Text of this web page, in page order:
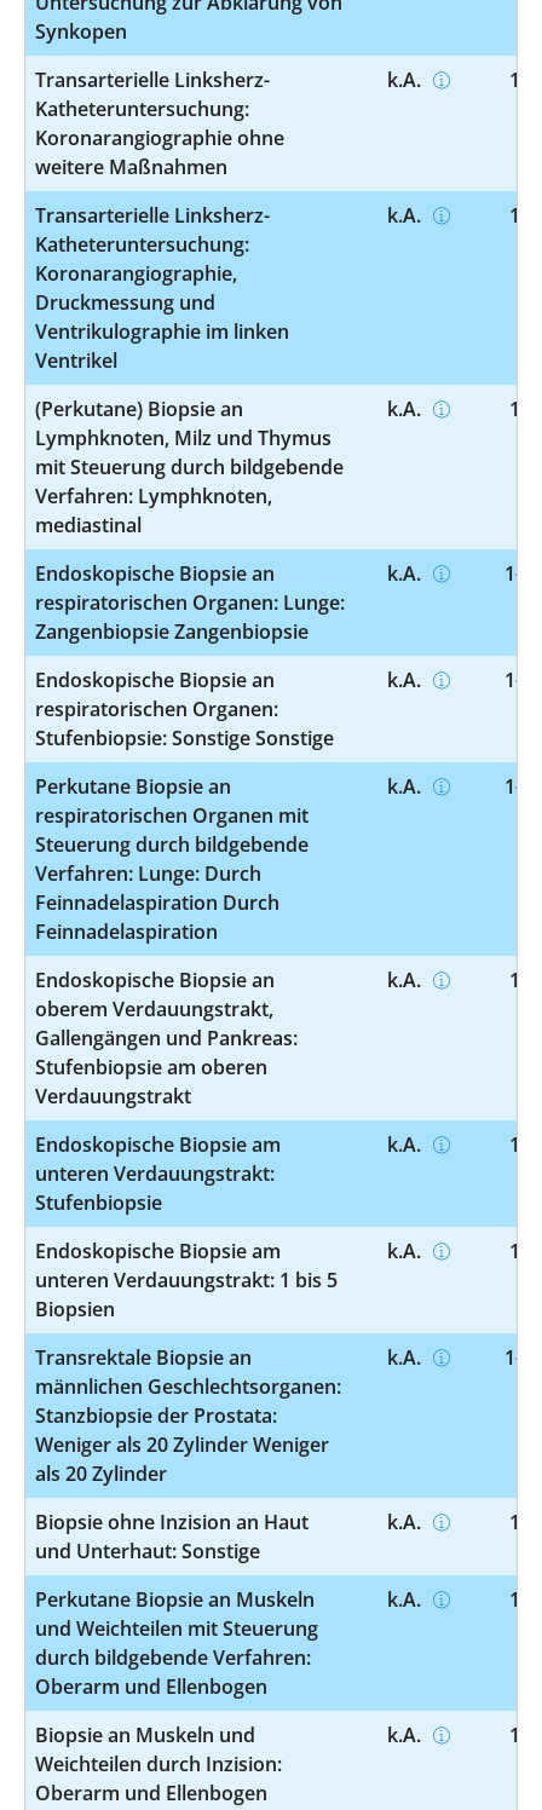
Synkopen
Transarterielle Linksherz-
Katheteruntersuchung:
Koronarangiographie ohne
weitere Maßnahmen
k.A. 1-
Transarterielle Linksherz-
Katheteruntersuchung:
Koronarangiographie,
Druckmessung und
Ventrikulographie im linken
Ventrikel
k.A. 1-
(Perkutane) Biopsie an
Lymphknoten, Milz und Thymus
mit Steuerung durch bildgebende
Verfahren: Lymphknoten,
mediastinal
k.A. 1-
Endoskopische Biopsie an
respiratorischen Organen: Lunge:
Zangenbiopsie Zangenbiopsie
k.A. 1-
Endoskopische Biopsie an
respiratorischen Organen:
Stufenbiopsie: Sonstige Sonstige
k.A. 1-
Perkutane Biopsie an
respiratorischen Organen mit
Steuerung durch bildgebende
Verfahren: Lunge: Durch
Feinnadelaspiration Durch
Feinnadelaspiration
k.A. 1-
Endoskopische Biopsie an
oberem Verdauungstrakt,
Gallengängen und Pankreas:
Stufenbiopsie am oberen
Verdauungstrakt
k.A. 1-
Endoskopische Biopsie am
unteren Verdauungstrakt:
Stufenbiopsie
k.A. 1-
Endoskopische Biopsie am
unteren Verdauungstrakt: 1 bis 5
Biopsien
k.A. 1-
Transrektale Biopsie an
männlichen Geschlechtsorganen:
Stanzbiopsie der Prostata:
Weniger als 20 Zylinder Weniger
als 20 Zylinder
k.A. 1-
Biopsie ohne Inzision an Haut
und Unterhaut: Sonstige
k.A. 1-
Perkutane Biopsie an Muskeln
und Weichteilen mit Steuerung
durch bildgebende Verfahren:
Oberarm und Ellenbogen
k.A. 1-
Biopsie an Muskeln und
Weichteilen durch Inzision:
Oberarm und Ellenbogen
k.A. 1-